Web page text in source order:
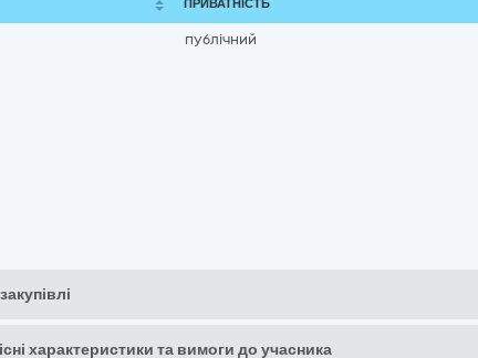
ПРИВАТНІСТЬ
публічний
характеристики та вимоги до учасника